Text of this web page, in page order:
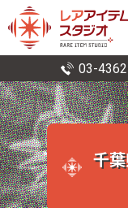
03-
千